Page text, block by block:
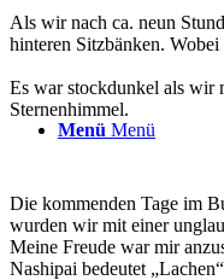
Menü Menü
Als wir nach ca. neun
hinteren Sitzbänken.
Es war stockdunkel als wir
Sternenhimmel.
Die kommenden Tage im
wurden wir mit einer
Meine Freude war mir
Nashipai bedeutet